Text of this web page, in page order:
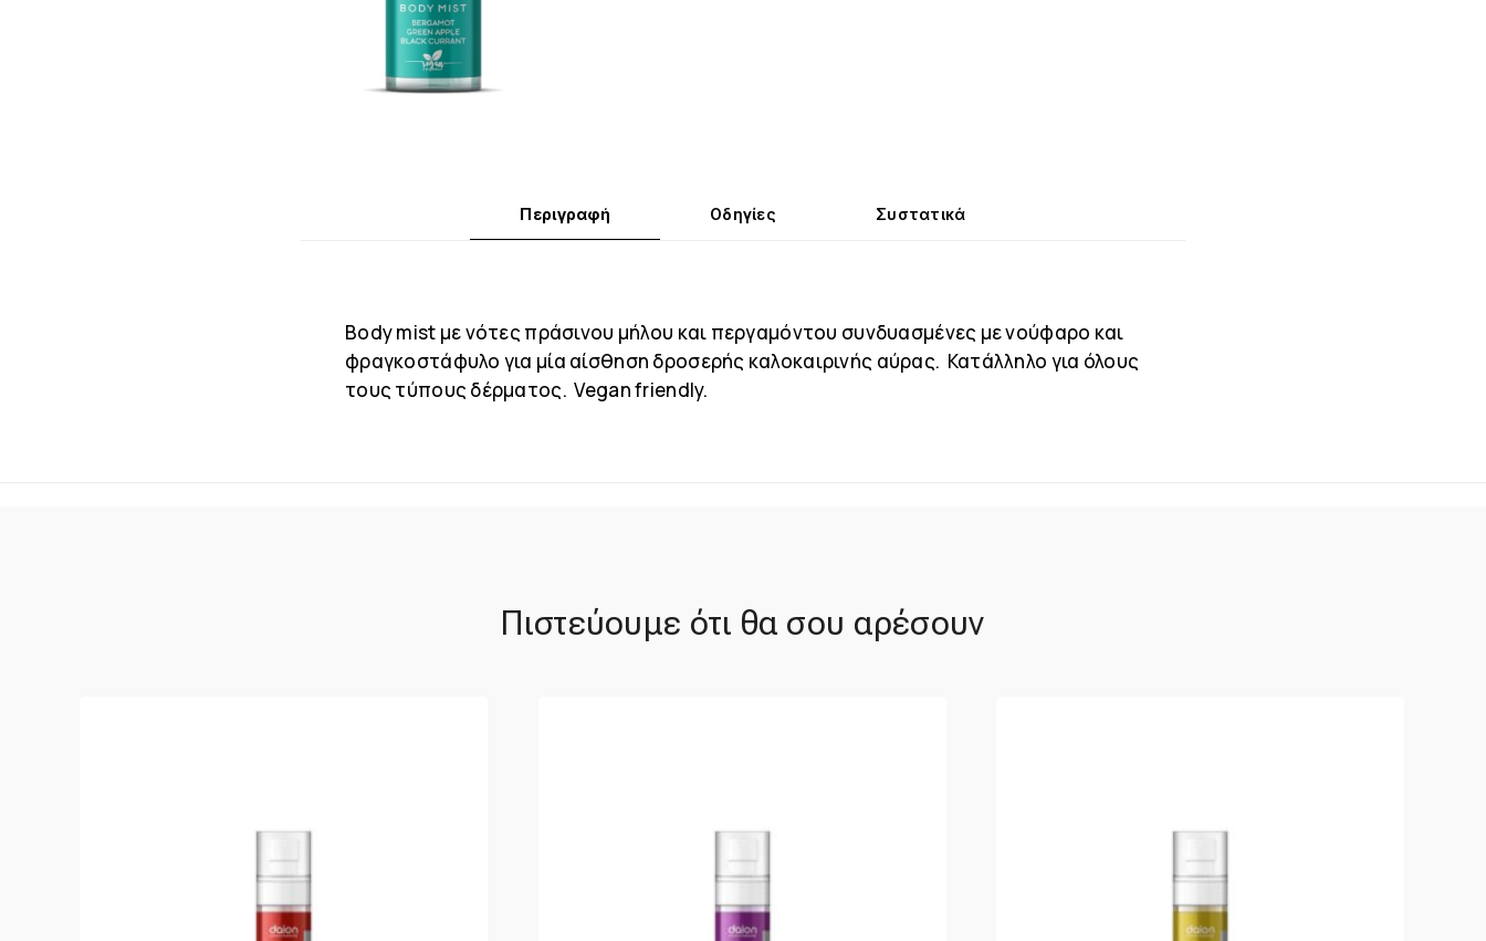
Περιγραφή Οδηγίες Συστατικά
Body mist με νότες πράσινου μήλου και περγαμόντου συνδυασμένες με νούφαρο και
φραγκοστάφυλο για μία αίσθηση δροσερής καλοκαιρινής αύρας. Κατάλληλο για όλους
τους τύπους δέρματος. Vegan friendly.
Πιστεύουμε ότι θα σου αρέσουν